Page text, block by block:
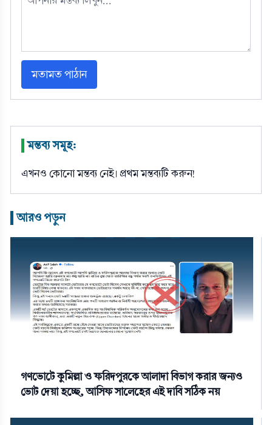
মতামত পাঠান
মন্তব্য সমূহ:
এখনও কোনো মন্তব্য নেই। প্রথম মন্তব্যটি করুন!
আরও পড়ুন
গণভোটে কুমিল্লা ও ফরিদপুরকে আলাদা বিভাগ করার জন্যও
ভোট দেয়া হচ্ছে, আসিফ সালেহের এই দাবি সঠিক নয়